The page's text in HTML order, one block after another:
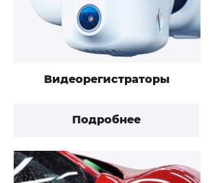
Видеорегистраторы
Подробнее